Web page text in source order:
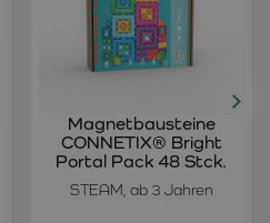
STEAM, ab 3 Jahren
Magnetbausteine
CONNETIX® Bright
Portal Pack 48 Stck.